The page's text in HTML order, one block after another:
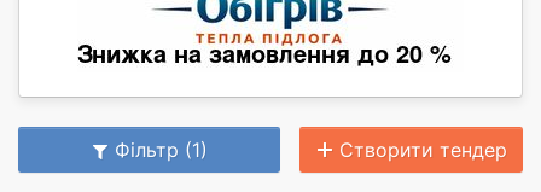
Фільтр (1) Створити тендер